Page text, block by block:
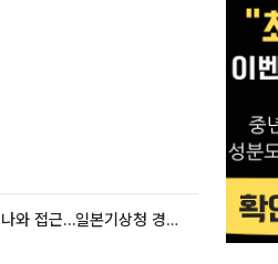
태풍 '돌핀' 오키나와 접근…일본기상청 경로 업데이트